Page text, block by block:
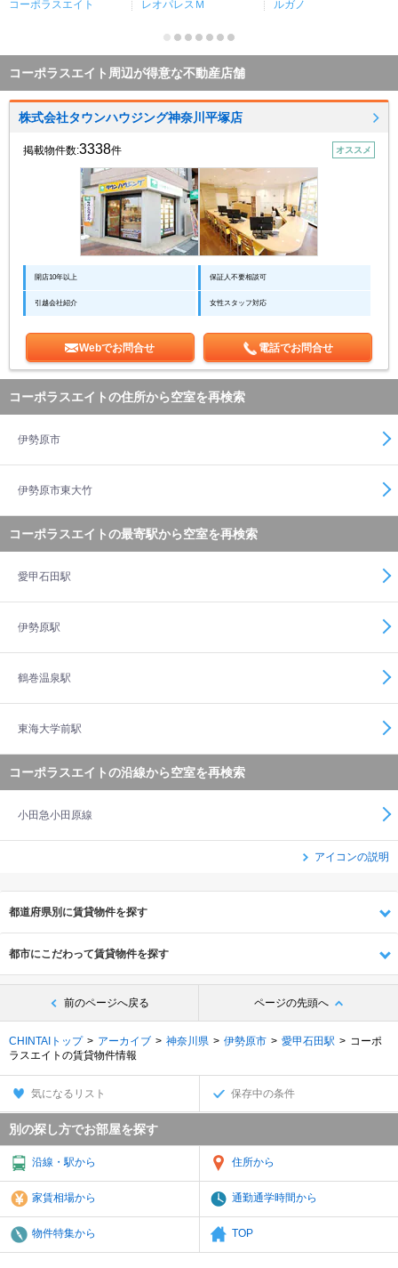
コーポラスエイト レオパレスＭ ルガノ
コーポラスエイト周辺が得意な不動産店舗
株式会社タウンハウジング神奈川平塚店
掲載物件数:3338件 オススメ
開店10年以上 保証人不要相談可
引越会社紹介 女性スタッフ対応
Webでお問合せ 電話でお問合せ
コーポラスエイトの住所から空室を再検索
伊勢原市
伊勢原市東大竹
コーポラスエイトの最寄駅から空室を再検索
愛甲石田駅
伊勢原駅
鶴巻温泉駅
東海大学前駅
コーポラスエイトの沿線から空室を再検索
小田急小田原線
アイコンの説明
都道府県別に賃貸物件を探す
都市にこだわって賃貸物件を探す
前のページへ戻る ページの先頭へ
CHINTAIトップ アーカイブ 神奈川県 伊勢原市 愛甲石田駅
コーポ
ラスエイトの賃貸物件情報
気になるリスト 保存中の条件
別の探し方でお部屋を探す
沿線・駅から 住所から
家賃相場から 通勤通学時間から
物件特集から TOP